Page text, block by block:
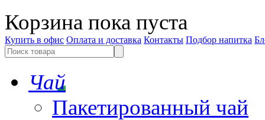
Корзина пока пуста
Купить в офис Оплата и доставка Контакты Подбор напитка
Чай
Пакетированный чай